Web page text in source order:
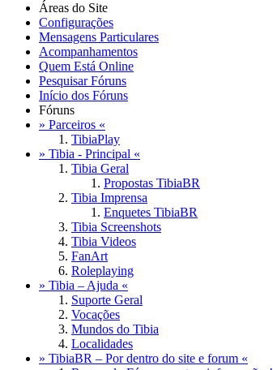
Áreas do Site
Configurações
Mensagens Particulares
Acompanhamentos
Quem Está Online
Pesquisar Fóruns
Início dos Fóruns
Fóruns
» Parceiros «
TibiaPlay
» Tibia - Principal «
Tibia Geral
Propostas TibiaBR
Tibia Imprensa
Enquetes TibiaBR
Tibia Screenshots
Tibia Videos
FanArt
Roleplaying
» Tibia – Ajuda «
Suporte Geral
Vocações
Mundos do Tibia
Localidades
» TibiaBR – Por dentro do site e forum «